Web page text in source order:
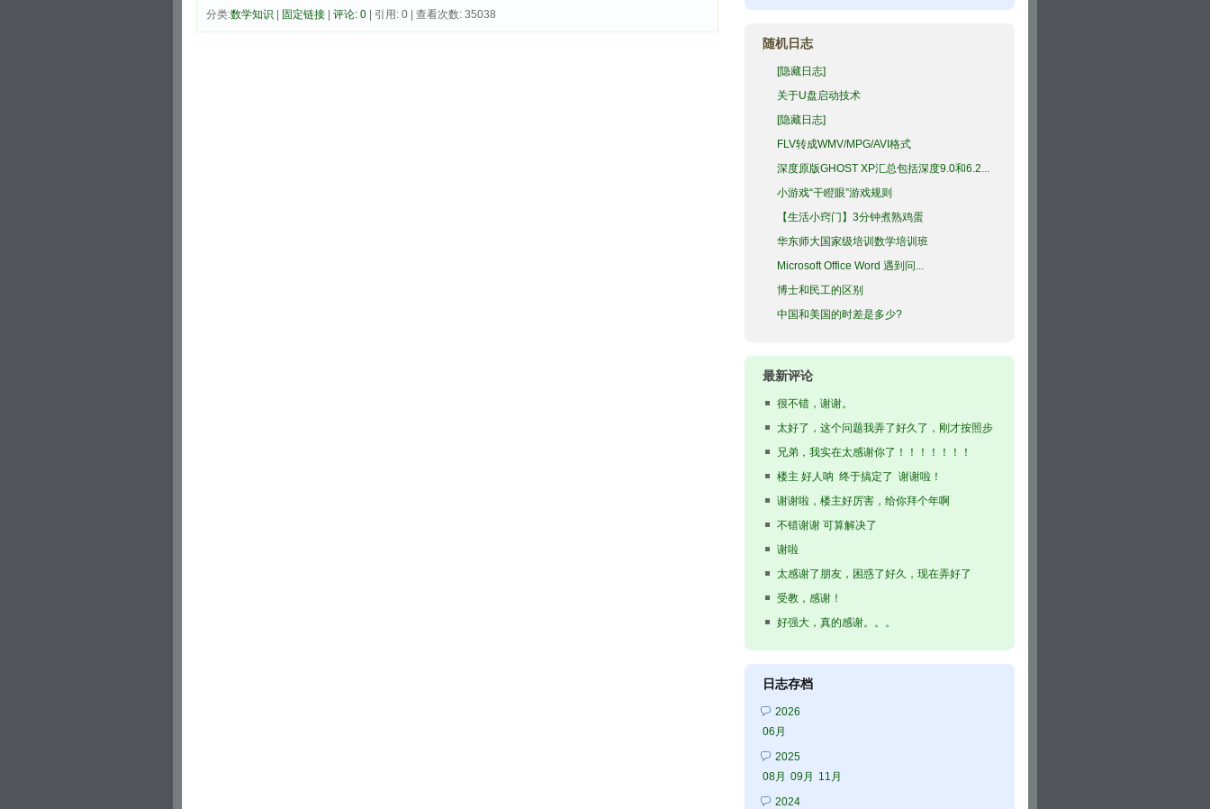
分类:数学知识 固定链接| 评论: 0| 引用: 0 | 查看次数: 35038
随机日志
[隐藏日志]
关于U盘启动技术
[隐藏日志]
FLV转成WMV/MPG/AVI格式
深度原版GHOST XP汇总包括深度9.0和6.2...
小游戏“干瞪眼”游戏规则
【生活小窍门】3分钟煮熟鸡蛋
华东师大国家级培训数学培训班
Microsoft Office Word 遇到问...
博士和民工的区别
中国和美国的时差是多少?
最新评论
很不错，谢谢。
太好了，这个问题我弄了好久了，刚才按照步
骤，试了，...
兄弟，我实在太感谢你了！！！！！！！
楼主 好人呐 终于搞定了 谢谢啦！
谢谢啦，楼主好厉害，给你拜个年啊
不错谢谢 可算解决了
谢啦
太感谢了朋友，困惑了好久，现在弄好了
受教，感谢！
好强大，真的感谢。。。
日志存档
2026
06月
2025
08月 09月
11月
2024